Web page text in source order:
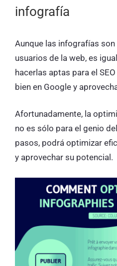
infografía
Aunque las infografías
usuarios de la web, es
hacerlas aptas para el
bien en Google y
Afortunadamente, la
no es sólo para el genio
pasos, podrá optimizar
y aprovechar su potencial.